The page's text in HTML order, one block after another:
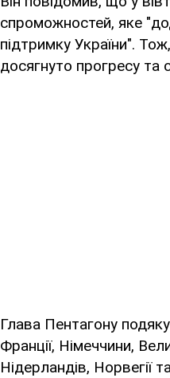
спроможностей, яке
підтримку України".
досягнуто прогресу та
Глава Пентагону
Франції, Німеччини,
Нідерландів, Норвегії